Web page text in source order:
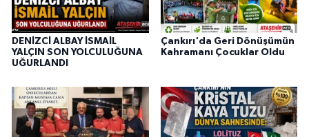
DENİZCİ ALBAY İSMAİL
YALÇIN SON YOLCULUĞUNA
UĞURLANDI
Çankırı'da Geri Dönüşümün
Kahramanı Çocuklar Oldu